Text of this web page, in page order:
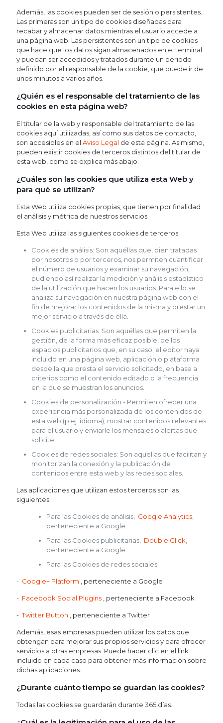
Además, las cookies pueden ser de sesión o persistentes.
Las primeras son un tipo de cookies diseñadas para
recabar y almacenar datos mientras el usuario accede a
una página web. Las persistentes son un tipo de cookies
que hace que los datos sigan almacenados en el terminal
y puedan ser accedidos y tratados durante un periodo
definido por el responsable de la cookie, que puede ir de
unos minutos a varios años.
¿Quién es el responsable del tratamiento de las
cookies en esta página web?
El titular de la web y responsable del tratamiento de las
cookies aquí utilizadas, así como sus datos de contacto,
son accesibles en el Aviso Legal de esta página. Asimismo,
pueden existir cookies de terceros distintos del titular de
esta web, como se explica más abajo.
¿Cuáles son las cookies que utiliza esta Web y
para qué se utilizan?
Esta Web utiliza cookies propias, que tienen por finalidad
el análisis y métrica de nuestros servicios.
Esta Web utiliza las siguientes cookies de terceros:
Cookies de análisis: Son aquéllas que, bien tratadas
por nosotros o por terceros, nos permiten cuantificar
el número de usuarios y examinar su navegación,
pudiendo así realizar la medición y análisis estadístico
de la utilización que hacen los usuarios. Para ello se
analiza su navegación en nuestra página web con el
fin de mejorar los contenidos de la misma y prestar un
mejor servicio a través de ella.
Cookies publicitarias: Son aquéllas que permiten la
gestión, de la forma más eficaz posible, de los
espacios publicitarios que, en su caso, el editor haya
incluido en una página web, aplicación o plataforma
desde la que presta el servicio solicitado, en base a
criterios como el contenido editado o la frecuencia
en la que se muestran los anuncios.
Cookies de personalización.- Permiten ofrecer una
experiencia más personalizada de los contenidos de
esta web (p.ej. idioma), mostrar contenidos relevantes
para el usuario y enviarle los mensajes o alertas que
solicite.
Cookies de redes sociales: Son aquellas que facilitan y
monitorizan la conexión y la publicación de
contenidos entre esta web y las redes sociales.
Las aplicaciones que utilizan estos terceros son las
siguientes
Para las Cookies de análisis, Google Analytics
perteneciente a Google
Para las Cookies publicitarias, Double Click
perteneciente a Google
Para las Cookies de redes sociales
- Google+ Platform , perteneciente a Google
- Facebook Social Plugins , perteneciente a Facebook
-Twitter Button , perteneciente a Twitter
Además, esas empresas pueden utilizar los datos que
obtengan para mejorar sus propios servicios y para ofrecer
servicios a otras empresas. Puede hacer clic en el link
incluido en cada caso para obtener más información sobre
dichas aplicaciones.
¿Durante cuánto tiempo se guardan las cookies?
Todas las cookies se guardarán durante 365 días.